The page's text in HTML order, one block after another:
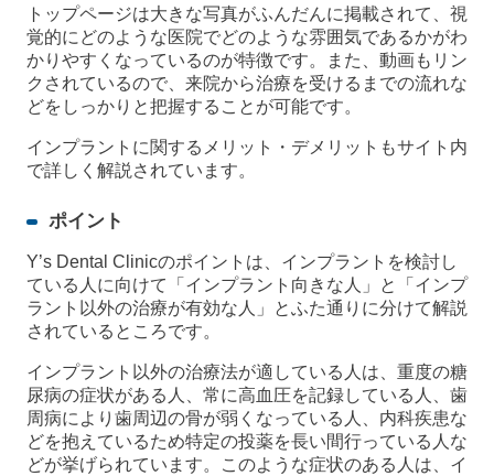
トップページは大きな写真がふんだんに掲載されて、視
覚的にどのような医院でどのような雰囲気であるかがわ
かりやすくなっているのが特徴です。また、動画もリン
クされているので、来院から治療を受けるまでの流れな
どをしっかりと把握することが可能です。
インプラントに関するメリット・デメリットもサイト内
で詳しく解説されています。
ポイント
Y’s Dental Clinicのポイントは、インプラントを検討し
ている人に向けて「インプラント向きな人」と「インプ
ラント以外の治療が有効な人」とふた通りに分けて解説
されているところです。
インプラント以外の治療法が適している人は、重度の糖
尿病の症状がある人、常に高血圧を記録している人、歯
周病により歯周辺の骨が弱くなっている人、内科疾患な
どを抱えているため特定の投薬を長い間行っている人な
どが挙げられています。このような症状のある人は、イ